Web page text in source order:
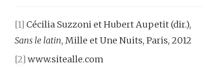
[1] Cécilia Suzzoni et Hubert Aupetit (dir.),
Sans le latin, Mille et Une Nuits, Paris, 2012
[2] www.sitealle.com